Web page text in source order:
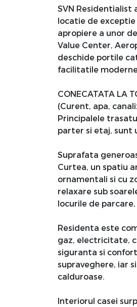
SVN
locatie de
apropiere a unor
Value Center,
deschide portile
facilitatile
CONECATATA LA
(Curent, apa,
Principalele
parter si etaj, sunt
Suprafata
Curtea, un spatiu
ornamentali si cu
relaxare sub
locurile de
Residenta este
gaz, electricitate,
siguranta si
supraveghere, iar
calduroase.
Interiorul casei